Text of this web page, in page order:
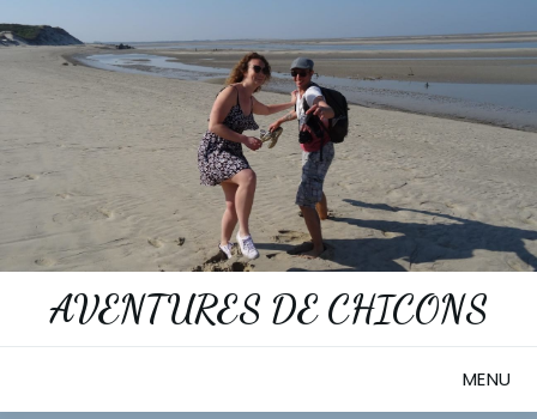
to
content
AVENTURES DE CHICONS
MENU